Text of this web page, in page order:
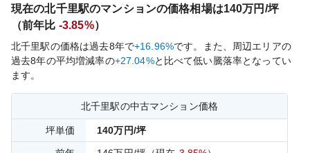
現在の北千里駅のマンションの価格相場は140万円/坪
（前年比 -3.85%）
北千里駅の価格は過去8年で+16.96%です。
また、周辺エリアの
過去8年の平均増減率の+27.04%と比べて低い騰落率となってい
ます。
北千里駅の中古マンション価格
坪単価 140万円/坪